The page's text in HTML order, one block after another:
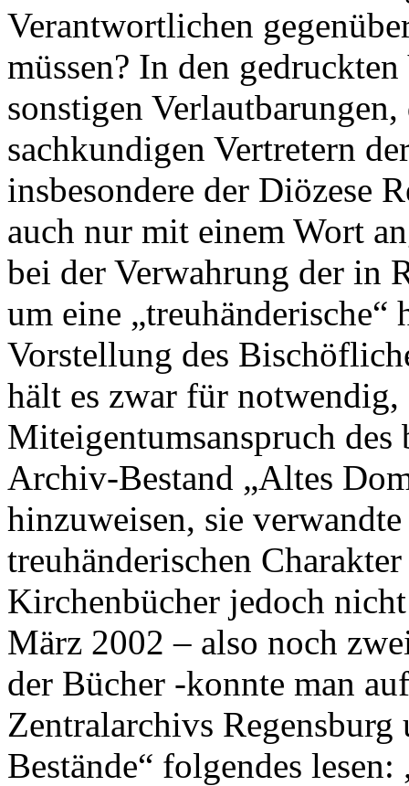
Verantwortlichen
müssen? In den
sonstigen
sachkundigen Vertretern
insbesondere der Diözese
auch nur mit einem Wort
bei der Verwahrung der in
um eine
Vorstellung des
hält es zwar für notwendig,
Miteigentumsanspruch des
Archiv-Bestand „Altes
hinzuweisen, sie
treuhänderischen
Kirchenbücher jedoch
März 2002 – also noch
der Bücher -konnte man
Zentralarchivs
Bestände“ folgendes